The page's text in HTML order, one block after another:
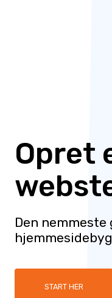
Opret
Den nemmeste
START HER